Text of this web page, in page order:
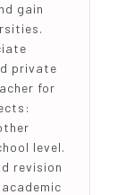
gain
private
for
level.
revision